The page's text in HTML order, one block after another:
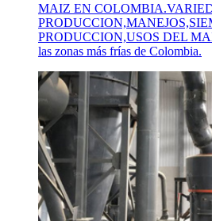
MAIZ EN
PRODUCCION,USOS DEL
las zonas más frías de Colombia.